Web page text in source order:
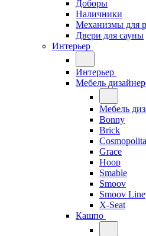
Доборы
Наличники
Механизмы для
Двери для сауны
Интерьер
Интерьер
Мебель
Мебель
Bonny
Brick
Grace
Hoop
Smable
Smoov
Smoov Line
X-Seat
Кашпо